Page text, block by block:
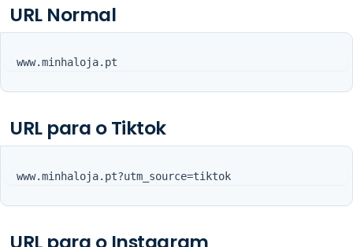
URL Normal
URL para o Tiktok